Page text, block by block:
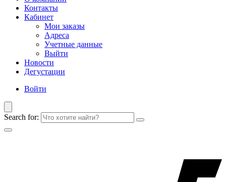
Контакты
Кабинет
Мои заказы
Адреса
Учетные данные
Выйти
Новости
Дегустации
Войти
Search for: